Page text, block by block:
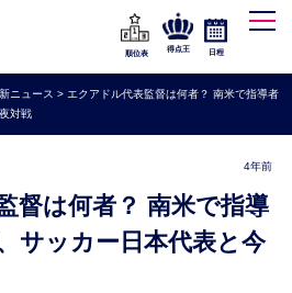
順位表
得点王 日程
ニュース > エクアドル代表監督は何者？ 南米で指導者
対戦
4年前
サッカー日本代表と今